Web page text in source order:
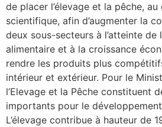
de placer l’élevage et la pêche,
scientifique, afin d’augmenter la
deux sous-secteurs à l’atteinte de
alimentaire et à la croissance
rendre les produits plus
intérieur et extérieur. Pour le
l’Elevage et la Pêche constituent
importants pour le
L’élevage contribue à hauteur de